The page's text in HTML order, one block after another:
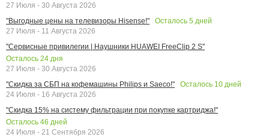
27 Июля - 30 Августа 2026
"Выгодные цены на телевизоры Hisense!"
Осталось 5 дней
27 Июля - 11 Августа 2026
"Сервисные привилегии | Наушники HUAWEI FreeClip 2 S"
Осталось 24 дня
27 Июля - 30 Августа 2026
"Скидка за СБП на кофемашины Philips и Saeco!"
Осталось 10 дней
24 Июля - 16 Августа 2026
"Скидка 15% на систему фильтрации при покупке картриджа!"
Осталось 46 дней
24 Июля - 21 Сентября 2026